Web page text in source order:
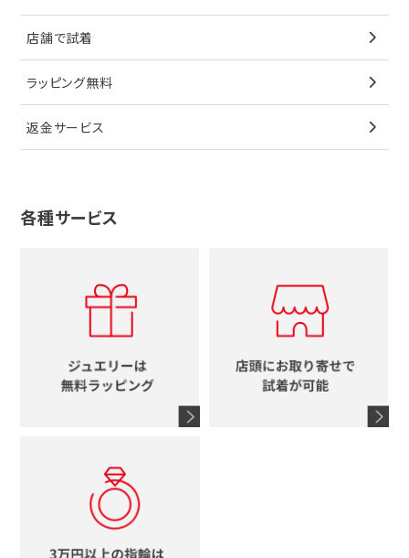
ペンダントトップ
ブローチ
その他
ノーブランドジュエリーをすべて見る
ブレスレット
ペンダントトップ
ブローチ
その他
ティファニー
ブルガリ
グッチ
スタージュエリー
サングラス
シューズ
香水
シャネル
コーチ
ブランドアイテムをすべて見る
シャネル
タグホイヤー
カルティエ
セイコー
メンズ時計
時計をすべて見る
カルティエ
ウノアエレ
4℃
グッチ
ルイヴィトン
エルメス
シャネル
星
リボン
花
十字架
イニシャル
店舗で試着
ラッピング無料
返金サービス
各種サービス